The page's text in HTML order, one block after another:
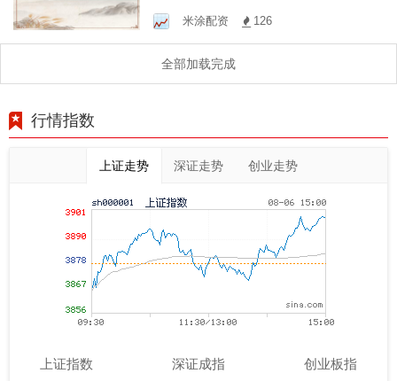
为解析与防范
米涂配资 126
全部加载完成
行情指数
上证走势 深证走势 创业走势
上证指数 深证成指 创业板指